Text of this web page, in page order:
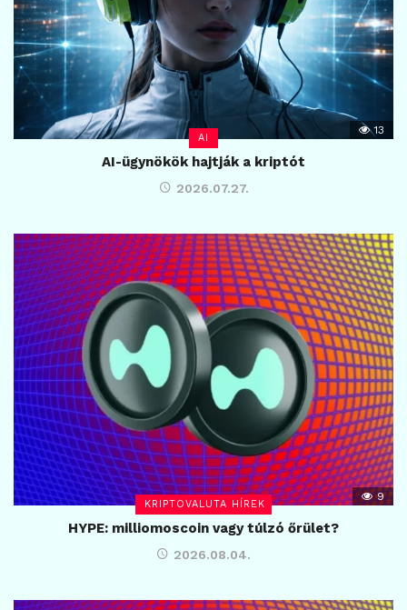
AI
13
AI-ügynökök hajtják a kriptót
2026.07.27.
KRIPTOVALUTA HÍREK
9
HYPE: milliomoscoin vagy túlzó őrület?
2026.08.04.